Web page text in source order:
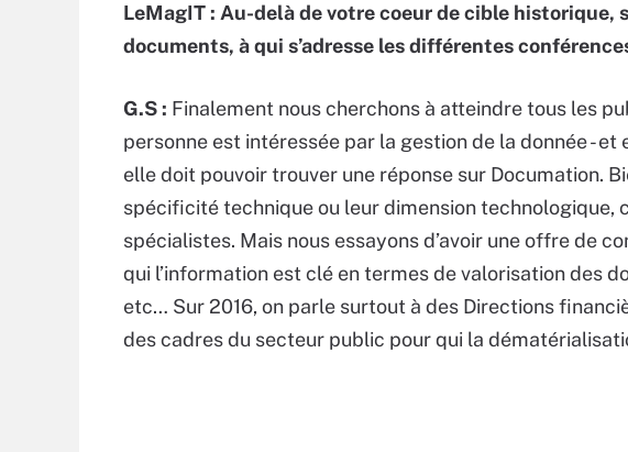
LeMagIT : Au-delà de votre coeur de cible historique,
documents, à qui s’adresse les différentes
G.S : Finalement nous cherchons à atteindre tous les
personne est intéressée par la gestion de la donnée -
elle doit pouvoir trouver une réponse sur Documation.
spécificité technique ou leur dimension technologique,
spécialistes. Mais nous essayons d’avoir une offre de
qui l’information est clé en termes de valorisation des
etc… Sur 2016, on parle surtout à des Directions
des cadres du secteur public pour qui la